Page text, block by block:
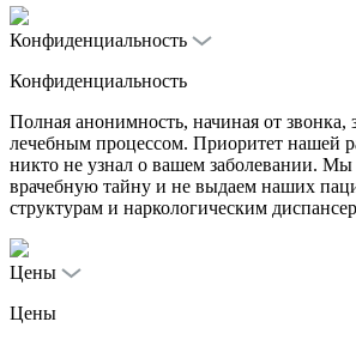
Конфиденциальность
Конфиденциальность
Полная анонимность, начиная от звонка,
лечебным процессом. Приоритет нашей
никто не узнал о вашем заболевании. Мы
врачебную тайну и не выдаем наших
структурам и наркологическим
Цены
Цены